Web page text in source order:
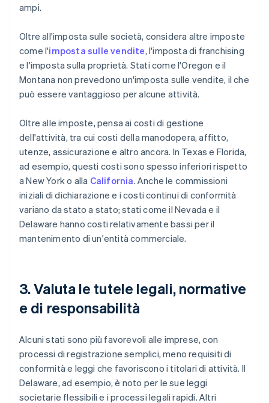
ampi.
Oltre all'imposta sulle società, considera altre imposte
come l'imposta sulle vendite, l'imposta di franchising
e l'imposta sulla proprietà. Stati come l'Oregon e il
Montana non prevedono un'imposta sulle vendite, il che
può essere vantaggioso per alcune attività.
Oltre alle imposte, pensa ai costi di gestione
dell'attività, tra cui costi della manodopera, affitto,
utenze, assicurazione e altro ancora. In Texas e Florida,
ad esempio, questi costi sono spesso inferiori rispetto
a New York o alla California. Anche le commissioni
iniziali di dichiarazione e i costi continui di conformità
variano da stato a stato; stati come il Nevada e il
Delaware hanno costi relativamente bassi per il
mantenimento di un'entità commerciale.
3. Valuta le tutele legali, normative
e di responsabilità
Alcuni stati sono più favorevoli alle imprese, con
processi di registrazione semplici, meno requisiti di
conformità e leggi che favoriscono i titolari di attività. Il
Delaware, ad esempio, è noto per le sue leggi
societarie flessibili e i processi legali rapidi. Altri